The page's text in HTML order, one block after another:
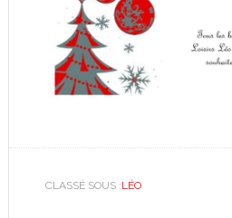
CLASSÉ SOUS :LÉO